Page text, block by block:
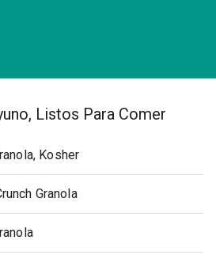
Listos Para Comer
Kosher
Granola